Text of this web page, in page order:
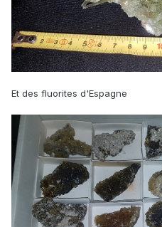
Et des fluorites d'Espagne